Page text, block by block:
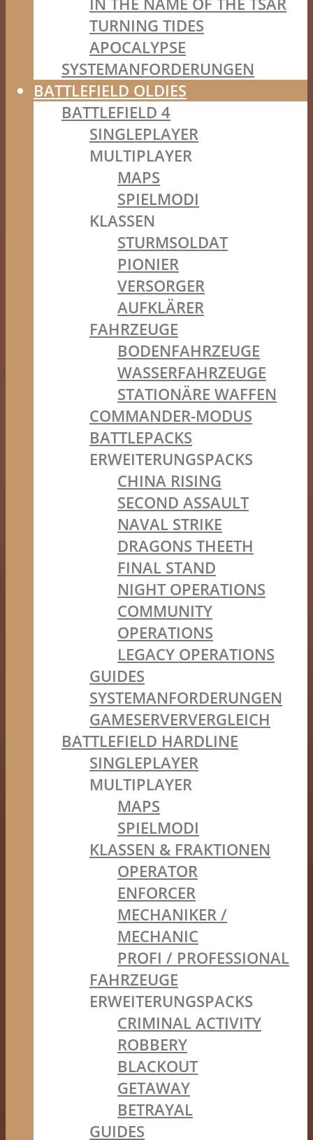
TURNING TIDES
APOCALYPSE
SYSTEMANFORDERUNGEN
BATTLEFIELD OLDIES
BATTLEFIELD 4
SINGLEPLAYER
MULTIPLAYER
MAPS
SPIELMODI
KLASSEN
STURMSOLDAT
PIONIER
VERSORGER
AUFKLÄRER
FAHRZEUGE
BODENFAHRZEUGE
WASSERFAHRZEUGE
STATIONÄRE WAFFEN
COMMANDER-MODUS
BATTLEPACKS
ERWEITERUNGSPACKS
CHINA RISING
SECOND ASSAULT
NAVAL STRIKE
DRAGONS THEETH
FINAL STAND
NIGHT OPERATIONS
COMMUNITY
OPERATIONS
LEGACY OPERATIONS
GUIDES
SYSTEMANFORDERUNGEN
GAMESERVERVERGLEICH
BATTLEFIELD HARDLINE
SINGLEPLAYER
MULTIPLAYER
MAPS
SPIELMODI
KLASSEN & FRAKTIONEN
OPERATOR
ENFORCER
MECHANIKER /
MECHANIC
PROFI / PROFESSIONAL
FAHRZEUGE
ERWEITERUNGSPACKS
CRIMINAL ACTIVITY
ROBBERY
BLACKOUT
GETAWAY
BETRAYAL
GUIDES